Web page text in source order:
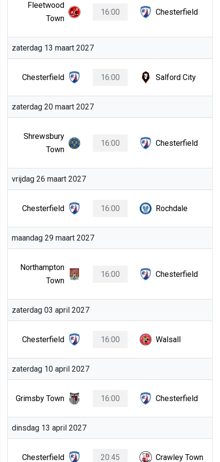
Fleetwood
Town
16:00 Chesterfield
zaterdag 13 maart 2027
Chesterfield 16:00 Salford City
zaterdag 20 maart 2027
Shrewsbury
Town
16:00 Chesterfield
vrijdag 26 maart 2027
Chesterfield 16:00 Rochdale
maandag 29 maart 2027
Northampton
Town
16:00 Chesterfield
zaterdag 03 april 2027
Chesterfield 16:00 Walsall
zaterdag 10 april 2027
Grimsby Town 16:00 Chesterfield
dinsdag 13 april 2027
Chesterfield 20:45 Crawley Town